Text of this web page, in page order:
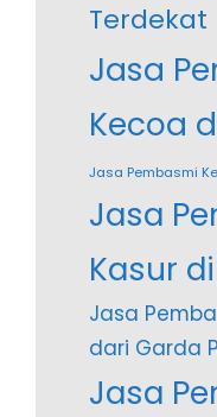
Terdekat
Jasa
Kecoa
Jasa Pembasmi
Jasa
Kasur
Jasa
dari Garda
Jasa